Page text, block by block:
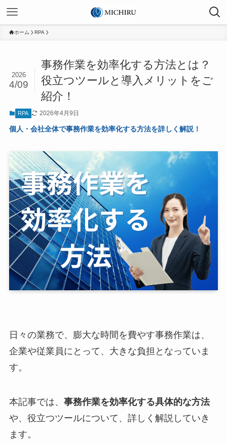
ホーム RPA
事務作業を効率化する方法とは？
役立つツールと導入メリットをご
紹介！
2026
4/09
RPA 2026年4月9日
個人・会社全体で事務作業を効率化する方法を詳しく解説！
日々の業務で、膨大な時間を費やす事務作業は、
企業や従業員にとって、大きな負担となっていま
す。
本記事では、 事務作業を効率化する具体的な方法
や、役立つツールについて、詳しく解説していき
ます。